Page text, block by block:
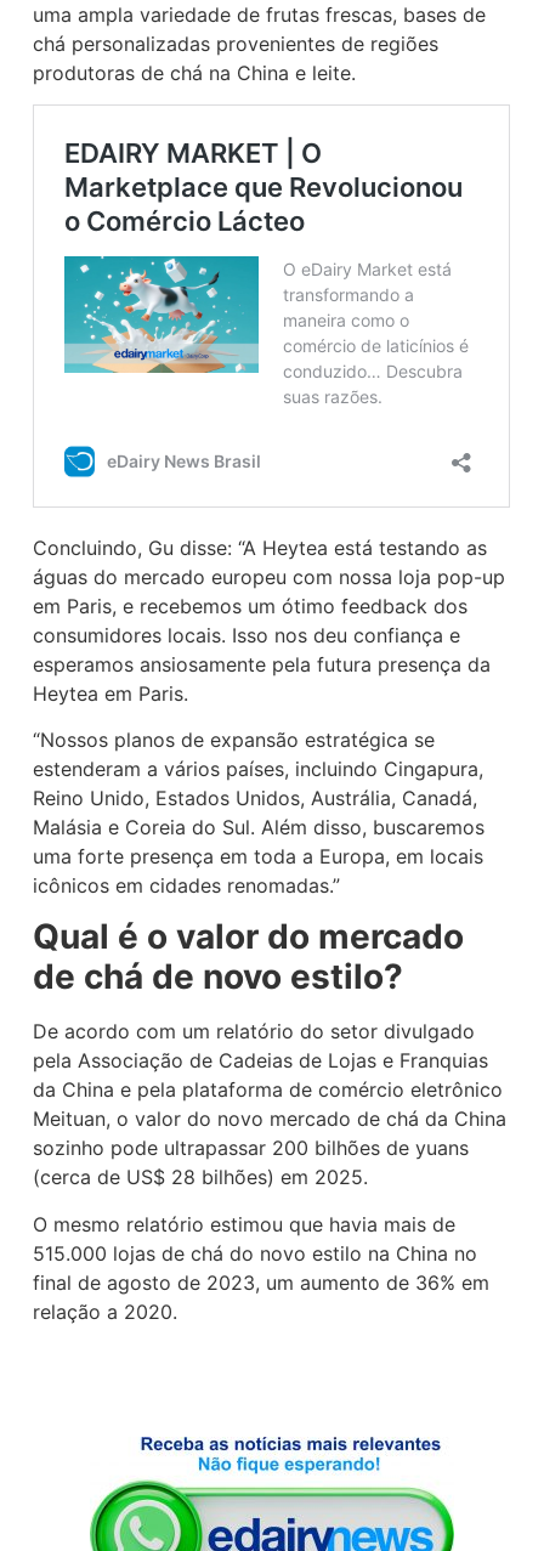
uma ampla variedade de frutas frescas, bases de
chá personalizadas provenientes de regiões
produtoras de chá na China e leite.
Concluindo, Gu disse: “A Heytea está testando as
águas do mercado europeu com nossa loja pop-up
em Paris, e recebemos um ótimo feedback dos
consumidores locais. Isso nos deu confiança e
esperamos ansiosamente pela futura presença da
Heytea em Paris.
“Nossos planos de expansão estratégica se
estenderam a vários países, incluindo Cingapura,
Reino Unido, Estados Unidos, Austrália, Canadá,
Malásia e Coreia do Sul. Além disso, buscaremos
uma forte presença em toda a Europa, em locais
icônicos em cidades renomadas.”
Qual é o valor do mercado
de chá de novo estilo?
De acordo com um relatório do setor divulgado
pela Associação de Cadeias de Lojas e Franquias
da China e pela plataforma de comércio eletrônico
Meituan, o valor do novo mercado de chá da China
sozinho pode ultrapassar 200 bilhões de yuans
(cerca de US$ 28 bilhões) em 2025.
O mesmo relatório estimou que havia mais de
515.000 lojas de chá do novo estilo na China no
final de agosto de 2023, um aumento de 36% em
relação a 2020.